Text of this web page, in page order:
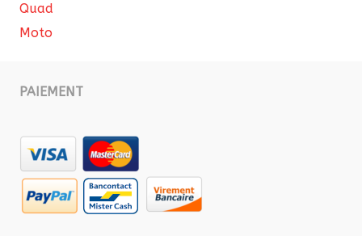
Quad
Moto
PAIEMENT